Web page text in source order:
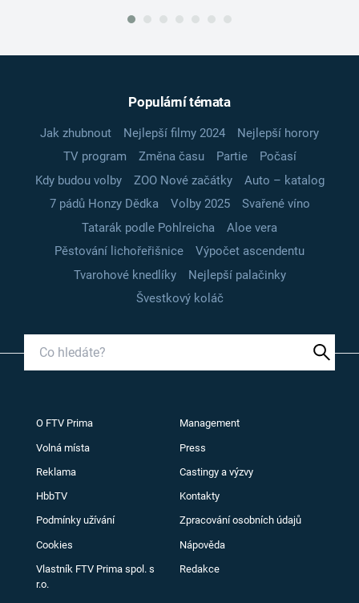
Populární témata
Jak zhubnout Nejlepší filmy 2024
Nejlepší horory
TV program
Změna času Partie
Počasí
Kdy budou volby
ZOO Nové začátky
Auto – katalog
7 pádů Honzy Dědka
Volby 2025
Svařené víno
Tatarák podle Pohlreicha
Aloe vera
Pěstování lichořeřišnice
Výpočet ascendentu
Tvarohové knedlíky
Nejlepší palačinky
Švestkový koláč
O FTV Prima Management
Volná místa Press
Reklama Castingy a výzvy
HbbTV Kontakty
Podmínky užívání Zpracování osobních údajů
Cookies Nápověda
Vlastník FTV Prima spol. s
r.o.
Redakce